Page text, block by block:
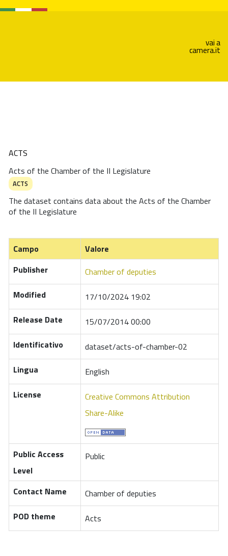
vai a
camera.it
ACTS
Acts of the Chamber of the II Legislature
ACTS
The dataset contains data about the Acts of the Chamber
of the II Legislature
Campo
Valore
Publisher
Chamber of deputies
Modified
17/10/2024 19:02
Release Date
15/07/2014 00:00
Identificativo
dataset/acts-of-chamber-02
Lingua
English
License
Creative Commons Attribution
Share-Alike
Public Access
Level
Public
Contact Name
Chamber of deputies
POD theme
Acts